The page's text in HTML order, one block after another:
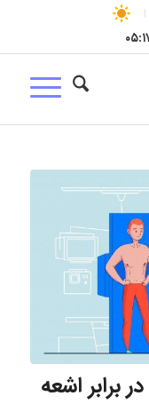
برابر اشعه